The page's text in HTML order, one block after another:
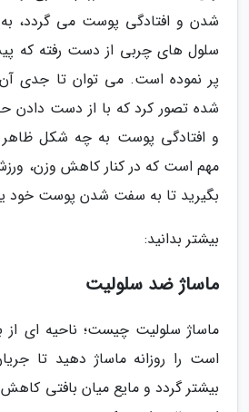
شدن و افتادگی پوست می گردد،
سلول های چربی از دست رفته که
پر نموده است. می توان تا جدی آن
شده تصور کرد که با از دست
و افتادگی پوست به چه شکل
مهم است که در کنار کاهش وزن،
بگیرید تا به سفت شدن پوست خود
بیشتر بدانید:
ماساژ ضد سلولیت
ماساژ سلولیت چیست؛ ناحیه ای از
است را روزانه ماساژ دهید تا
بیشتر گردد و مایع میان بافتی